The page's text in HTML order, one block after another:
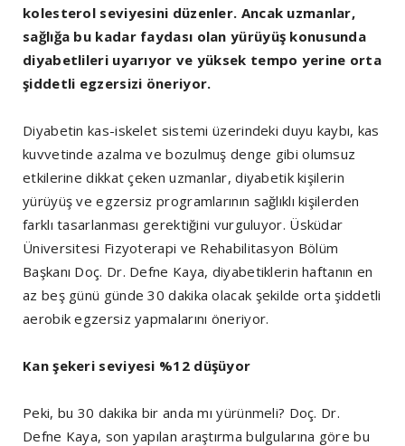
kolesterol seviyesini düzenler. Ancak uzmanlar,
sağlığa bu kadar faydası olan yürüyüş konusunda
diyabetlileri uyarıyor ve yüksek tempo yerine orta
şiddetli egzersizi öneriyor.
Diyabetin kas-iskelet sistemi üzerindeki duyu kaybı, kas
kuvvetinde azalma ve bozulmuş denge gibi olumsuz
etkilerine dikkat çeken uzmanlar, diyabetik kişilerin
yürüyüş ve egzersiz programlarının sağlıklı kişilerden
farklı tasarlanması gerektiğini vurguluyor. Üsküdar
Üniversitesi Fizyoterapi ve Rehabilitasyon Bölüm
Başkanı Doç. Dr. Defne Kaya, diyabetiklerin haftanın en
az beş günü günde 30 dakika olacak şekilde orta şiddetli
aerobik egzersiz yapmalarını öneriyor.
Kan şekeri seviyesi %12 düşüyor
Peki, bu 30 dakika bir anda mı yürünmeli? Doç. Dr.
Defne Kaya, son yapılan araştırma bulgularına göre bu